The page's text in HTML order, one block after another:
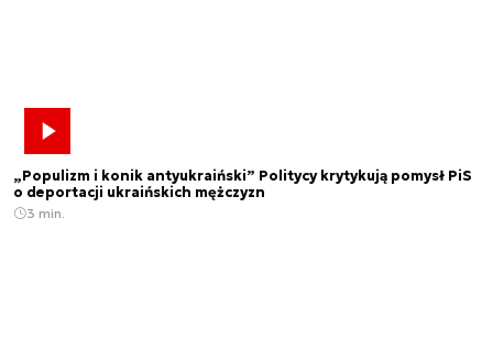
„Populizm i konik antyukraiński” Politycy krytykują pomysł PiS
o deportacji ukraińskich mężczyzn
3 min.